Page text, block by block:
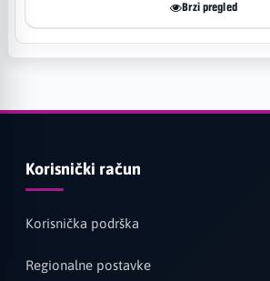
Brzi pregled
Korisnički račun
Korisnička podrška
Regionalne postavke